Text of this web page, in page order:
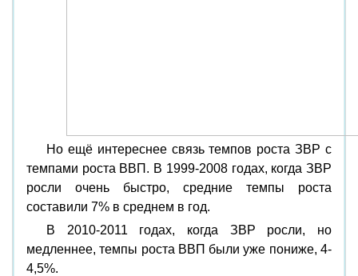
Но ещё интереснее связь темпов роста ЗВР с
темпами роста ВВП. В 1999-2008 годах, когда ЗВР
росли очень быстро, средние темпы роста
составили 7% в среднем в год.
В 2010-2011 годах, когда ЗВР росли, но
медленнее, темпы роста ВВП были уже пониже, 4-
4,5%.